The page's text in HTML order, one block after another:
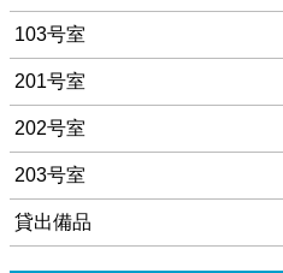
103号室
201号室
202号室
203号室
貸出備品